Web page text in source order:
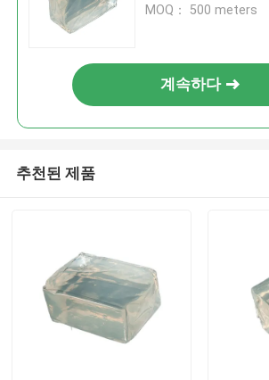
MOQ： 500 meters
계속하다
추천된 제품